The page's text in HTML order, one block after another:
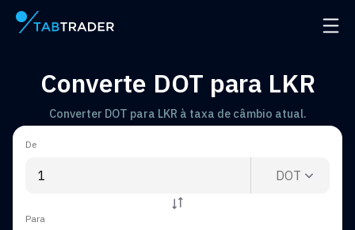
Página principal Abrir
Converte DOT para LKR
Converter DOT para LKR à taxa de câmbio atual.
De
DOT
Para